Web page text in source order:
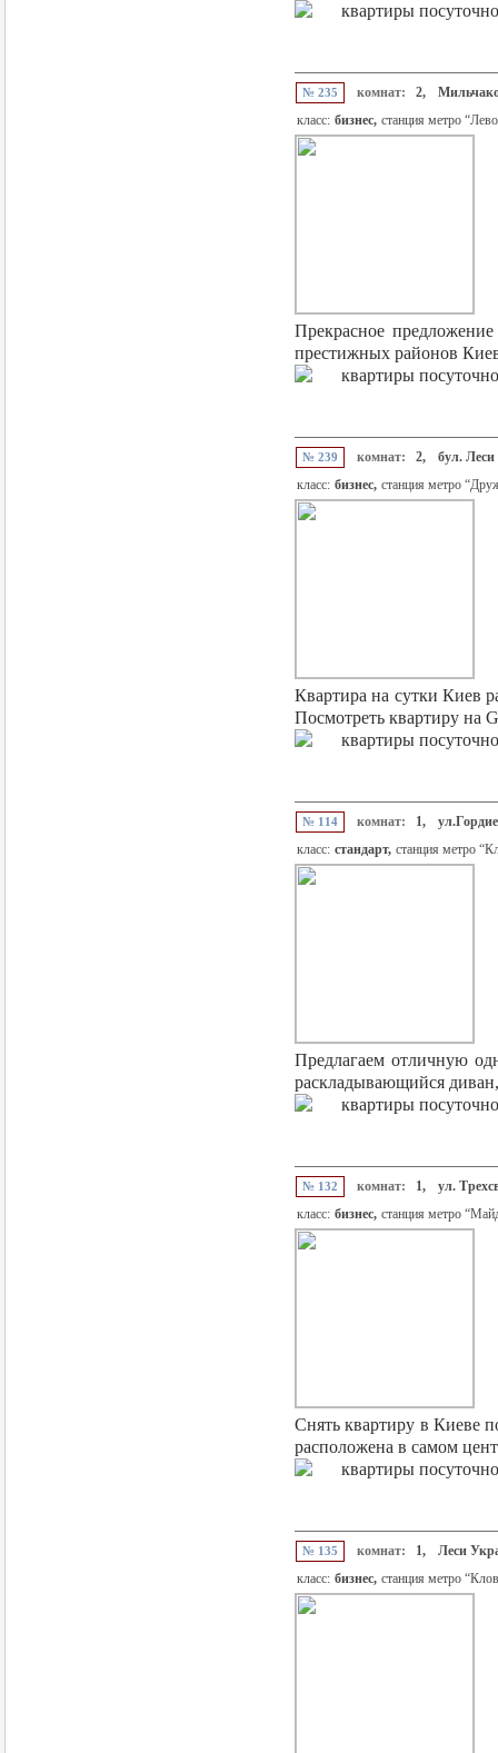
№ 235 комнат: 2,
класс: бизнес, станция метро
Прекрасное
престижных районов
№ 239 комнат: 2,
бул.
класс: бизнес, станция метро
Квартира на сутки Киев
Посмотреть квартиру на
№ 114 комнат: 1,
класс: стандарт, станция метро
Предлагаем отличную
раскладывающийся
№ 132 комнат: 1,
ул.
класс: бизнес, станция метро
Снять квартиру в Киеве
расположена в самом
№ 135 комнат: 1,
Леси
класс: бизнес, станция метро